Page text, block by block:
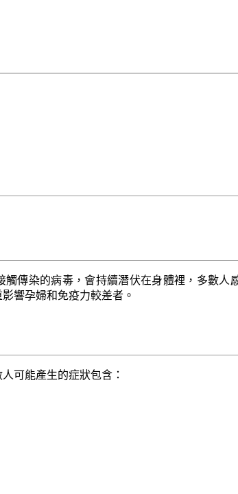
傳染的病毒，會持續潛伏在身體裡，多數人
響孕婦和免疫力較差者。
可能產生的症狀包含：